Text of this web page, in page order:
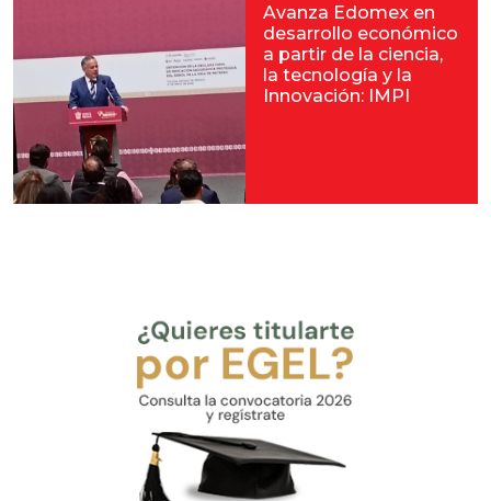
Avanza Edomex en
desarrollo económico
a partir de la ciencia,
la tecnología y la
Innovación: IMPI